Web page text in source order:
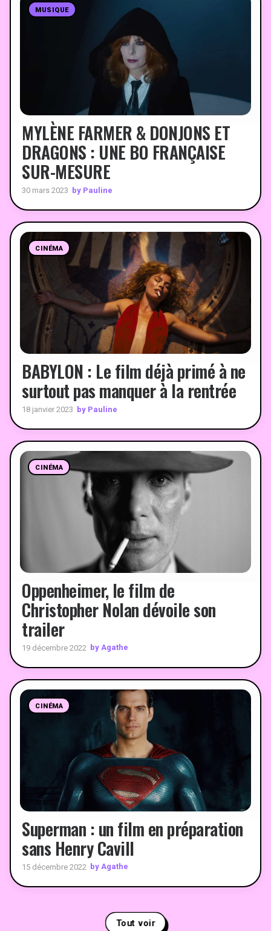
MUSIQUE
MYLÈNE FARMER & DONJONS ET
DRAGONS : UNE BO FRANÇAISE
SUR-MESURE
30 mars 2023 by Pauline
CINÉMA
BABYLON : Le film déjà primé à ne
surtout pas manquer à la rentrée
18 janvier 2023 by Pauline
CINÉMA
Oppenheimer, le film de
Christopher Nolan dévoile son
trailer
19 décembre 2022 by Agathe
CINÉMA
Superman : un film en préparation
sans Henry Cavill
15 décembre 2022 by Agathe
Tout voir